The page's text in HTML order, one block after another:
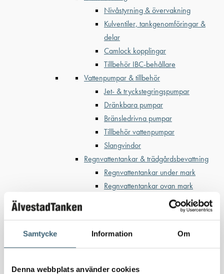
Samtycke Information Om
Denna webbplats använder cookies
Nivåstyrning & övervakning
Kulventiler, tankgenomföringar &
delar
Camlock kopplingar
Tillbehör IBC-behållare
Vattenpumpar & tillbehör
Jet- & tryckstegringspumpar
Dränkbara pumpar
Bränsledrivna pumpar
Tillbehör vattenpumpar
Slangvindor
Regnvattentankar & trädgårdsbevattning
Regnvattentankar under mark
Regnvattentankar ovan mark
Regnvattenfilter & lövsilar
Bufferttankar till växtskyddsspruta
Vattenvagnar